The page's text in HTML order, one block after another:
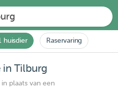
huisdier Raservaring
in Tilburg
plaats van een